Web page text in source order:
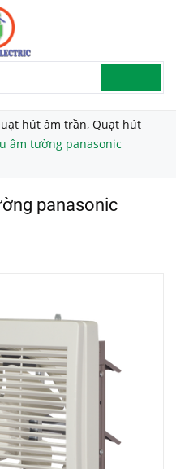
hút âm trần, Quạt hút
âm tường panasonic
panasonic